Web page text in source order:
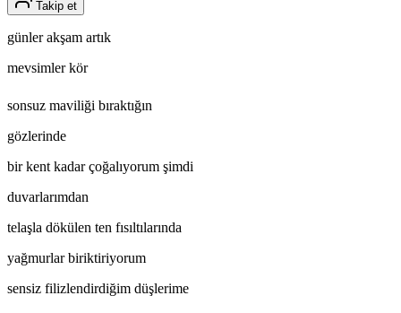
Takip et
günler akşam artık
mevsimler kör
sonsuz maviliği bıraktığın
gözlerinde
bir kent kadar çoğalıyorum şimdi
duvarlarımdan
telaşla dökülen ten fısıltılarında
yağmurlar biriktiriyorum
sensiz filizlendirdiğim düşlerime